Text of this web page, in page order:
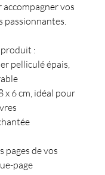
vos
passionnantes.
:
pelliculé épais,
x 6 cm, idéal pour
pages de vos
page